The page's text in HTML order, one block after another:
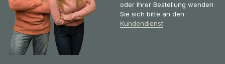
oder Ihrer Bestellung wenden
Sie sich bitte an den
Kundendienst